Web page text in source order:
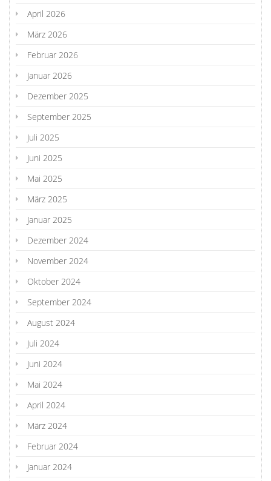
April 2026
März 2026
Februar 2026
Januar 2026
Dezember 2025
September 2025
Juli 2025
Juni 2025
Mai 2025
März 2025
Januar 2025
Dezember 2024
November 2024
Oktober 2024
September 2024
August 2024
Juli 2024
Juni 2024
Mai 2024
April 2024
März 2024
Februar 2024
Januar 2024